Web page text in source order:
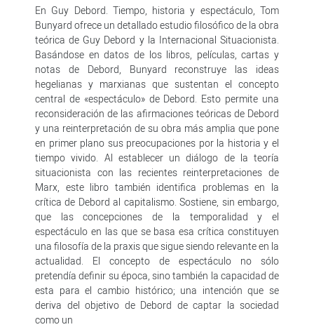
En Guy Debord. Tiempo, historia y espectáculo, Tom
Bunyard ofrece un detallado estudio filosófico de la obra
teórica de Guy Debord y la Internacional Situacionista.
Basándose en datos de los libros, películas, cartas y
notas de Debord, Bunyard reconstruye las ideas
hegelianas y marxianas que sustentan el concepto
central de «espectáculo» de Debord. Esto permite una
reconsideración de las afirmaciones teóricas de Debord
y una reinterpretación de su obra más amplia que pone
en primer plano sus preocupaciones por la historia y el
tiempo vivido. Al establecer un diálogo de la teoría
situacionista con las recientes reinterpretaciones de
Marx, este libro también identifica problemas en la
crítica de Debord al capitalismo. Sostiene, sin embargo,
que las concepciones de la temporalidad y el
espectáculo en las que se basa esa crítica constituyen
una filosofía de la praxis que sigue siendo relevante en la
actualidad. El concepto de espectáculo no sólo
pretendía definir su época, sino también la capacidad de
esta para el cambio histórico; una intención que se
deriva del objetivo de Debord de captar la sociedad
como un